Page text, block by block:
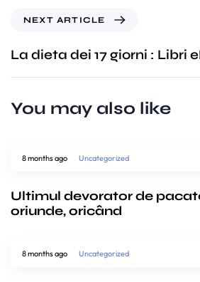
NEXT ARTICLE
La dieta dei 17 giorni : Libri
You may also like
8 months ago Uncategorized
Ultimul devorator de
oriunde, oricând
8 months ago Uncategorized